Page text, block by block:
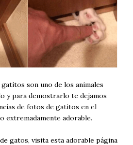
son uno de los animales
y para demostrarlo te dejamos
de fotos de gatitos en el
extremadamente adorable.
gatos, visita esta adorable página